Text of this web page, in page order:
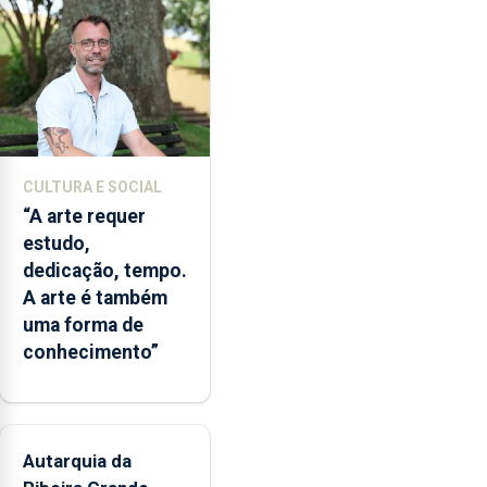
a
abertura
dos
museus
e
núcleos
integrados
na
Rede
Municipal
de
Museus
aos
durante
mês
CULTURA E SOCIAL
“A arte requer
estudo,
dedicação, tempo.
A arte é também
uma forma de
conhecimento”
Autarquia da